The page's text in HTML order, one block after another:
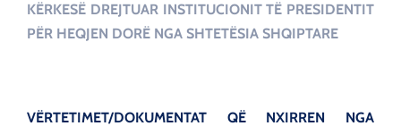
KËRKESË DREJTUAR INSTITUCIONIT TË PRESIDENTIT
PËR HEQJEN DORË NGA SHTETËSIA SHQIPTARE
VËRTETIMET/DOKUMENTAT QË NXIRREN NGA